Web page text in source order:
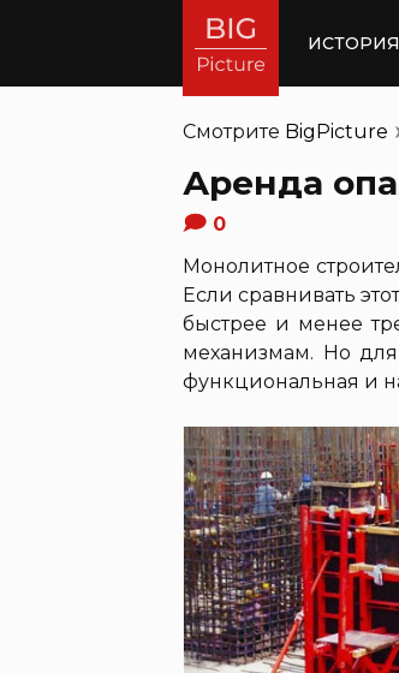
ИСТОРИЯ
Смотрите BigPicture
Аренда
0
Монолитное
Если сравнивать
быстрее и менее
механизмам. Но
функциональная и